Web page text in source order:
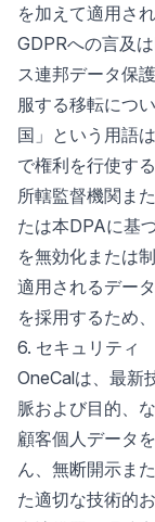
を加えて適用さ
GDPRへの言及
ス連邦データ保
服する移転につ
国」という用語
で権利を行使す
所轄監督機関ま
たは本DPAに基
を無効化または
適用されるデー
を採用するため
6. セキュリティ
OneCalは、最新
脈および目的、
顧客個人データ
ん、無断開示ま
た適切な技術的